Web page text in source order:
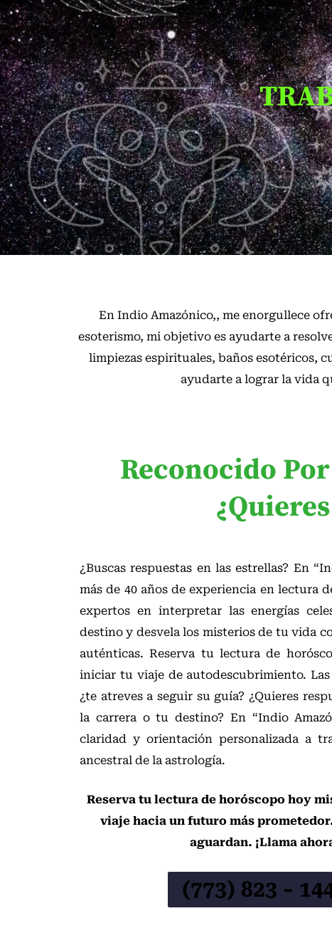
En Indio Amazónico,, me enorgullece
esoterismo, mi objetivo es ayudarte a
limpiezas espirituales, baños esotéricos,
ayudarte a lograr la vida
Reconocido
¿Buscas respuestas en las estrellas? En
más de 40 años de experiencia en lectura
expertos en interpretar las energías
destino y desvela los misterios de tu vida
auténticas. Reserva tu lectura de
iniciar tu viaje de autodescubrimiento. Las
¿te atreves a seguir su guía? ¿Quieres
la carrera o tu destino? En “Indio
claridad y orientación personalizada a
ancestral de la astrología.
Reserva tu lectura de horóscopo hoy
viaje hacia un futuro más
aguardan. ¡Llama
(773) 823 -